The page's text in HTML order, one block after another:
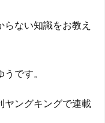
ない知識をお教え
です。
ヤングキングで連載